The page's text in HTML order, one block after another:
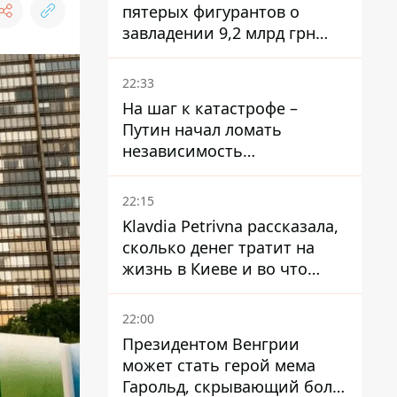
пятерых фигурантов о
завладении 9,2 млрд грн
ПриватБанка направили в
суд
22:33
На шаг к катастрофе –
Путин начал ломать
независимость
собственного Центробанка,
заставив снизить базовую
ставку
22:15
Klavdia Petrivna рассказала,
сколько денег тратит на
жизнь в Киеве и во что
вкладывает миллионы
22:00
Президентом Венгрии
может стать герой мема
Гарольд, скрывающий боль